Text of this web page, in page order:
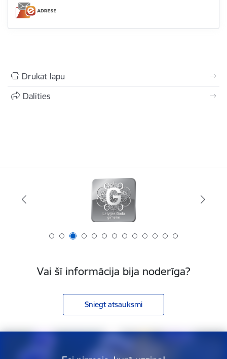
Drukāt lapu
Dalīties
Vai šī informācija bija noderīga?
Sniegt atsauksmi